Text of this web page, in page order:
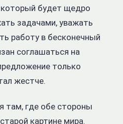
будет щедро
задачами, уважать
работу в бесконечный
соглашаться на
только
жестче.
там, где обе стороны
картине мира.